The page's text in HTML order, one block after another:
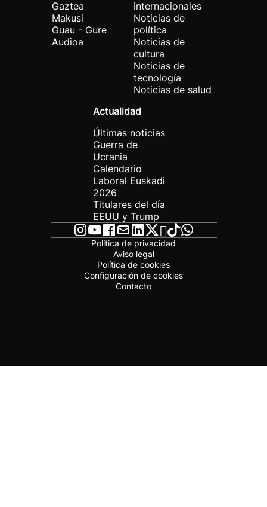
Gaztea
Makusi
Guau - Gure
Audioa
internacionales
Noticias de
política
Noticias de
cultura
Noticias de
tecnología
Noticias de salud
Actualidad
Últimas noticias
Guerra de
Ucrania
Calendario
Laboral Euskadi
2026
Titulares del día
EEUU y Trump
Política de privacidad
Aviso legal
Política de cookies
Configuración de cookies
Contacto